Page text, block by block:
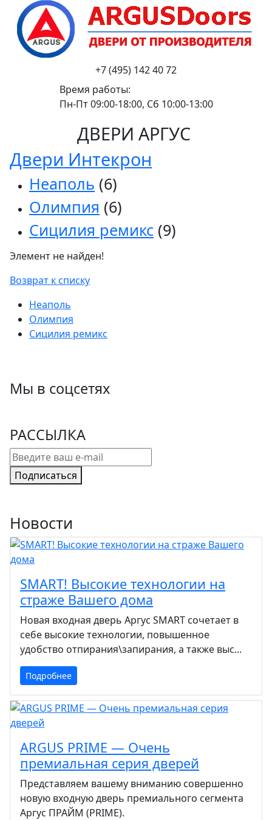
+7 (495) 142 40 72
Время работы:
Пн-Пт 09:00-18:00, Сб 10:00-13:00
ДВЕРИ АРГУС
Двери Интекрон
Неаполь (6)
Олимпия (6)
Сицилия ремикс (9)
Элемент не найден!
Возврат к списку
Неаполь
Олимпия
Сицилия ремикс
Мы в соцсетях
РАССЫЛКА
Подписаться
Новости
SMART! Высокие технологии на
страже Вашего дома
Новая входная дверь Аргус SMART сочетает в
себе высокие технологии, повышенное
удобство отпирания\запирания, а также выс...
Подробнее
ARGUS PRIME — Очень
премиальная серия дверей
Представляем вашему вниманию совершенно
новую входную дверь премиального сегмента
Аргус ПРАЙМ (PRIME).